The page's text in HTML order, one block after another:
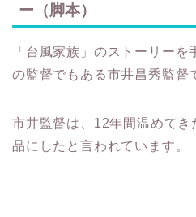
ー（脚本）
「台風家族」のストーリー
の監督でもある市井昌秀監督
市井監督は、12年間温めて
品にしたと言われています。